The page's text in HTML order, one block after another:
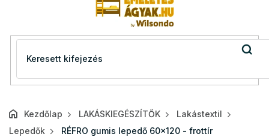
Kezdőlap LAKÁSKIEGÉSZÍTŐK
Lakástextil
Lepedők
RÉFRO gumis lepedő 60x120 - frottír